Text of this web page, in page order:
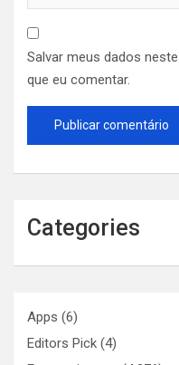
Salvar meus dados
que eu comentar.
Categories
Apps (6)
Editors Pick (4)